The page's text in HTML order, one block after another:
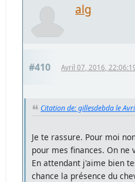
alg
#410 Avril 07, 2016,
Citation de: gillesdebda le
Je te rassure. Pour moi
pour mes finances. On ne
En attendant j'aime bien
chance la présence du